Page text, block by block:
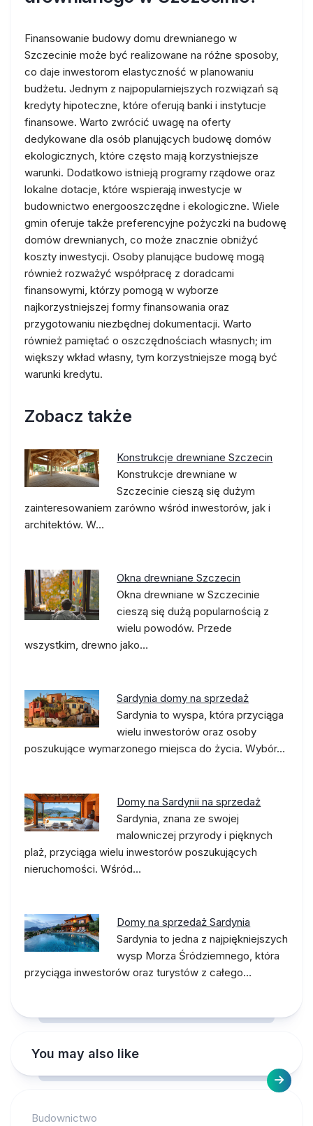
Finansowanie budowy domu drewnianego w
Szczecinie może być realizowane na różne sposoby,
co daje inwestorom elastyczność w planowaniu
budżetu. Jednym z najpopularniejszych rozwiązań są
kredyty hipoteczne, które oferują banki i instytucje
finansowe. Warto zwrócić uwagę na oferty
dedykowane dla osób planujących budowę domów
ekologicznych, które często mają korzystniejsze
warunki. Dodatkowo istnieją programy rządowe oraz
lokalne dotacje, które wspierają inwestycje w
budownictwo energooszczędne i ekologiczne. Wiele
gmin oferuje także preferencyjne pożyczki na budowę
domów drewnianych, co może znacznie obniżyć
koszty inwestycji. Osoby planujące budowę mogą
również rozważyć współpracę z doradcami
finansowymi, którzy pomogą w wyborze
najkorzystniejszej formy finansowania oraz
przygotowaniu niezbędnej dokumentacji. Warto
również pamiętać o oszczędnościach własnych; im
większy wkład własny, tym korzystniejsze mogą być
warunki kredytu.
Zobacz także
Konstrukcje drewniane Szczecin
Konstrukcje drewniane w
Szczecinie cieszą się dużym
zainteresowaniem zarówno wśród inwestorów, jak i
architektów. W…
Okna drewniane Szczecin
Okna drewniane w Szczecinie
cieszą się dużą popularnością z
wielu powodów. Przede
wszystkim, drewno jako…
Sardynia domy na sprzedaż
Sardynia to wyspa, która przyciąga
wielu inwestorów oraz osoby
poszukujące wymarzonego miejsca do życia. Wybór…
Domy na Sardynii na sprzedaż
Sardynia, znana ze swojej
malowniczej przyrody i pięknych
plaż, przyciąga wielu inwestorów poszukujących
nieruchomości. Wśród…
Domy na sprzedaż Sardynia
Sardynia to jedna z najpiękniejszych
wysp Morza Śródziemnego, która
przyciąga inwestorów oraz turystów z całego…
You may also like
Budownictwo